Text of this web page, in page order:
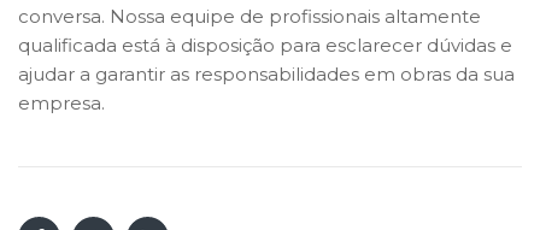
conversa. Nossa equipe de profissionais altamente
qualificada está à disposição para esclarecer dúvidas e
ajudar a garantir as responsabilidades em obras da sua
empresa.